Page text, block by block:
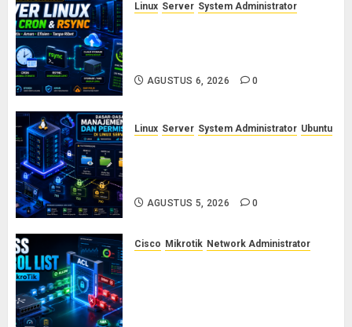
Linux Server System Administrator
AGUSTUS 6, 2026 0
Linux Server System Administrator Ubuntu
AGUSTUS 5, 2026 0
Cisco Mikrotik Network Administrator